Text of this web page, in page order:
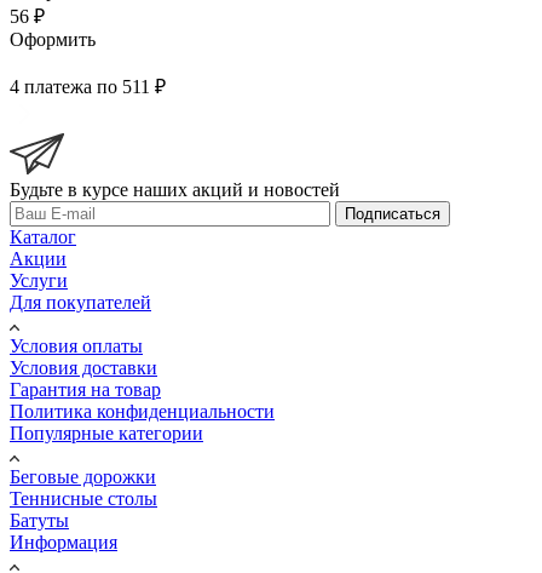
56 ₽
Оформить
4 платежа по 511 ₽
Будьте в курсе наших акций и новостей
Подписаться
Каталог
Акции
Услуги
Для покупателей
Условия оплаты
Условия доставки
Гарантия на товар
Политика конфиденциальности
Популярные категории
Беговые дорожки
Теннисные столы
Батуты
Информация